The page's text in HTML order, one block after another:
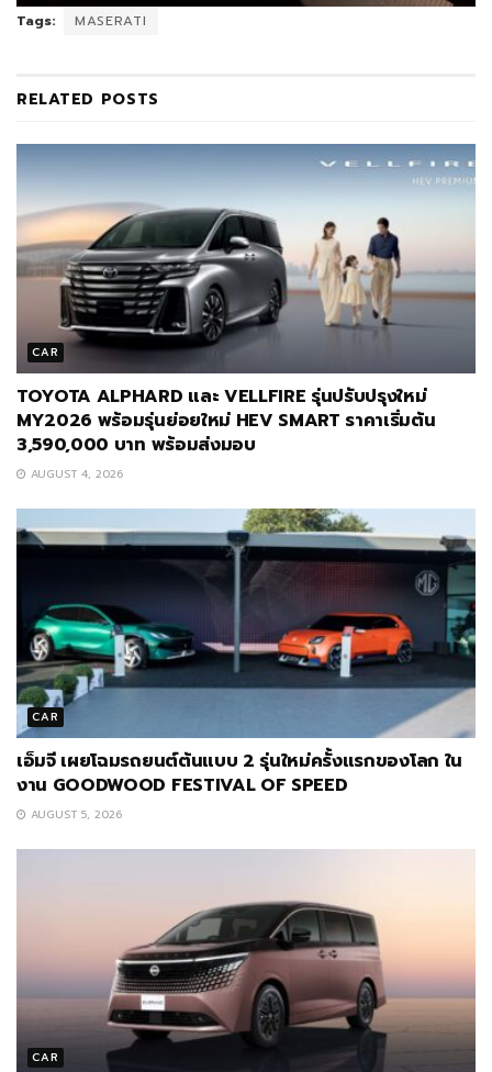
Tags: MASERATI
RELATED POSTS
CAR
TOYOTA ALPHARD และ VELLFIRE รุ่นปรับปรุงใหม่
MY2026 พร้อมรุ่นย่อยใหม่ HEV SMART ราคาเริ่มต้น
3,590,000 บาท พร้อมส่งมอบ
AUGUST 4, 2026
CAR
เอ็มจี เผยโฉมรถยนต์ต้นแบบ 2 รุ่นใหม่ครั้งแรกของโลก ใน
งาน GOODWOOD FESTIVAL OF SPEED
AUGUST 5, 2026
CAR